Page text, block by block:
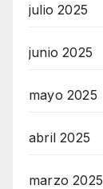
julio 2025
junio 2025
mayo 2025
abril 2025
marzo 2025